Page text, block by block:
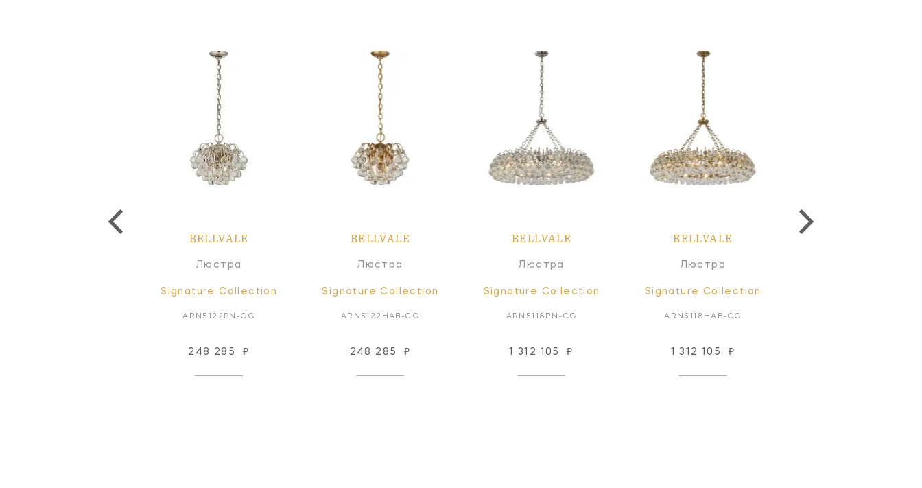
BELLVALE
Люстра
Signature Collection
ARN5122PN-CG
248 285 ₽
BELLVALE
Люстра
Signature Collection
ARN5122HAB-CG
248 285 ₽
BELLVALE
Люстра
Signature Collection
ARN5118PN-CG
1 312 105 ₽
BELLVALE
Люстра
Signature Collection
ARN5118HAB-CG
1 312 105 ₽